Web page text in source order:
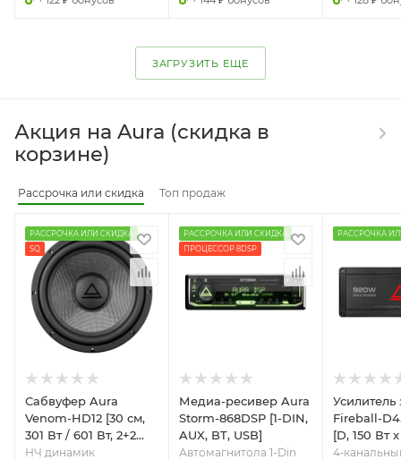
ЗАГРУЗИТЬ ЕЩЕ
Акция на Aura (скидка в
корзине)
Рассрочка или скидка Топ продаж
РАССРОЧКА ИЛИ СКИДКА
SQ
Сабвуфер Aura
Venom-HD12 [30 см,
301 Вт / 601 Вт, 2+2
Ом, Fs - 32.4 Гц]
НЧ динамик
РАССРОЧКА ИЛИ СКИДКА
ПРОЦЕССОР 8DSP
Медиа-ресивер Aura
Storm-868DSP [1-DIN,
AUX, BT, USB]
Автомагнитола 1-Din
РАССРОЧКА
Усилитель
Fireball-
[D, 150 Вт
Ом, 230 Вт